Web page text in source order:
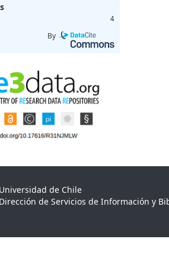
4
By
Universidad de Chile
Dirección de Servicios de Información y